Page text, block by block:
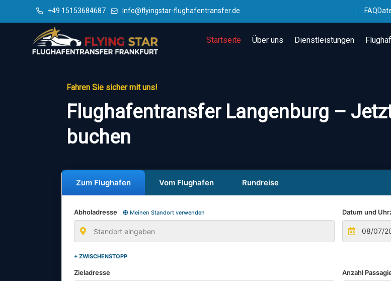
+49 15153684687 Info@flyingstar-flughafentransfer.de FAQ
Startseite Über uns Dienstleistungen
Fahren Sie sicher mit uns!
Flughafentransfer Langenburg –
buchen
Zum Flughafen Vom Flughafen Rundreise
Abholadresse Meinen Standort verwenden
+ ZWISCHENSTOPP
Datum und
Zieladresse Anzahl